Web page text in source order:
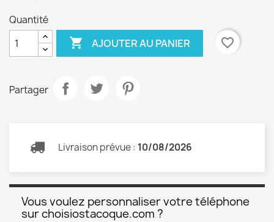
Quantité
 AJOUTER AU PANIER favorite_border
Partager
Livraison prévue : 10/08/2026
Vous voulez personnaliser votre téléphone
sur choisiostacoque.com ?